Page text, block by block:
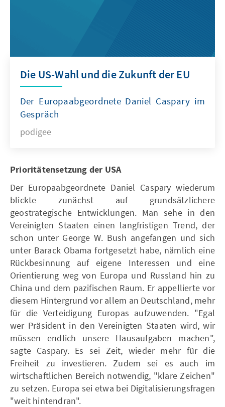
Die US-Wahl und die Zukunft der EU
Der Europaabgeordnete Daniel Caspary im
Gespräch
podigee
Prioritätensetzung der USA
Der Europaabgeordnete Daniel Caspary wiederum
blickte zunächst auf grundsätzlichere
geostrategische Entwicklungen. Man sehe in den
Vereinigten Staaten einen langfristigen Trend, der
schon unter George W. Bush angefangen und sich
unter Barack Obama fortgesetzt habe, nämlich eine
Rückbesinnung auf eigene Interessen und eine
Orientierung weg von Europa und Russland hin zu
China und dem pazifischen Raum. Er appellierte vor
diesem Hintergrund vor allem an Deutschland, mehr
für die Verteidigung Europas aufzuwenden. "Egal
wer Präsident in den Vereinigten Staaten wird, wir
müssen endlich unsere Hausaufgaben machen",
sagte Caspary. Es sei Zeit, wieder mehr für die
Freiheit zu investieren. Zudem sei es auch im
wirtschaftlichen Bereich notwendig, "klare Zeichen"
zu setzen. Europa sei etwa bei Digitalisierungsfragen
"weit hintendran".